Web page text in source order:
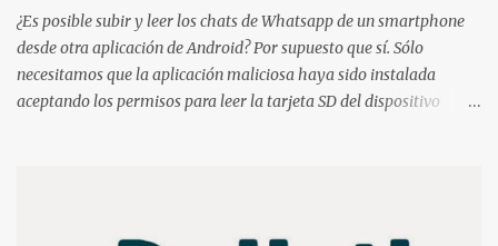
released. The RevD. Fr...
¿Es posible subir y leer los chats de Whatsapp de un smartphone
desde otra aplicación de Android? Por supuesto que sí. Sólo
necesitamos que la aplicación maliciosa haya sido instalada
aceptando los permisos para leer la tarjeta SD del dispositivo
empezar con la prueba de concepto ( y ojo que digo PoC que nos